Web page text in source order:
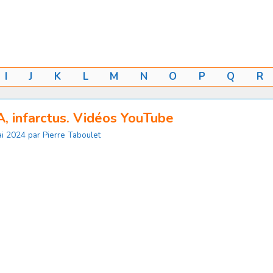
I J K L M N O P Q R
infarctus. Vidéos YouTube
2024 par Pierre Taboulet